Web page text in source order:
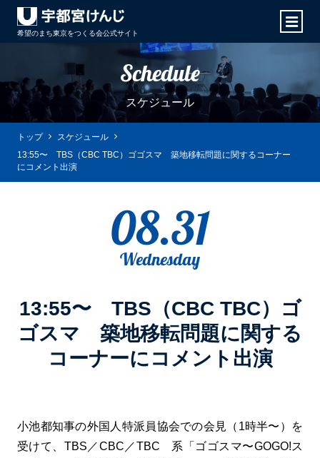
希望のまち東京をつくる会公式サイト
Schedule
スケジュール
トップ
スケジュール
13:55〜 TBS（CBC TBC）ゴゴスマ 築地移転問題に関するコーナー
にコメント出演
08.31
Wednesday
13:55〜 TBS（CBC TBC）ゴ
ゴスマ 築地移転問題に関する
コーナーにコメント出演
小池都知事の外国人特派員協会での会見（1時半〜）を
受けて、TBS／CBC／TBC 系「ゴゴスマ〜GOGO!ス